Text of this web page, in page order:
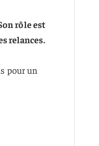
rôle est
relances.
pour un